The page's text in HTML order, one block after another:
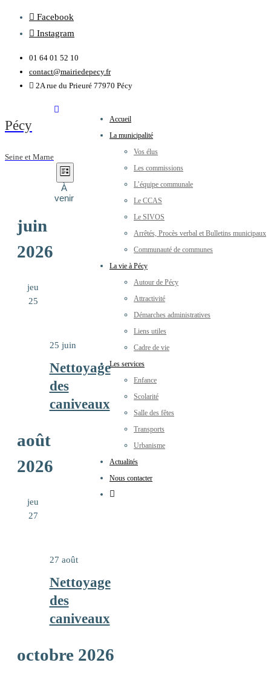
Facebook
Instagram
01 64 01 52 10
contact@mairiedepecy.fr
2A rue du Prieuré 77970 Pécy
Pécy
Seine et Marne
Accueil
La municipalité
Vos élus
Les commissions
L’équipe communale
Le CCAS
Le SIVOS
Arrêtés, Procès verbal et Bulletins municipaux
Communauté de communes
La vie à Pécy
Autour de Pécy
Attractivité
Démarches administratives
Liens utiles
Cadre de vie
Les services
Enfance
Scolarité
Salle des fêtes
Transports
Urbanisme
Actualités
Nous contacter
Évènements
Navigation
par
consultations
Navigation
de
Évènement
Liste
À
venir
juin
2026
jeu
25
Nettoyage
des
caniveaux
25 juin
août
2026
jeu
27
Nettoyage
des
caniveaux
27 août
octobre 2026